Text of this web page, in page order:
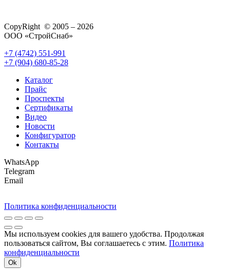
CopyRight © 2005 – 2026
ООО «СтройСнаб»
+7 (4742) 551-991
+7 (904) 680-85-28
Каталог
Прайс
Проспекты
Сертификаты
Видео
Новости
Конфигуратор
Контакты
WhatsApp
Telegram
Email
Политика конфиденциальности
Мы используем cookies для вашего удобства. Продолжая
пользоваться сайтом, Вы соглашаетесь с этим. Политика
конфиденциальности
Ok